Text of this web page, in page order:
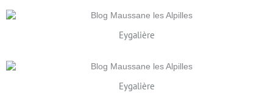
Eygalière
Eygalière